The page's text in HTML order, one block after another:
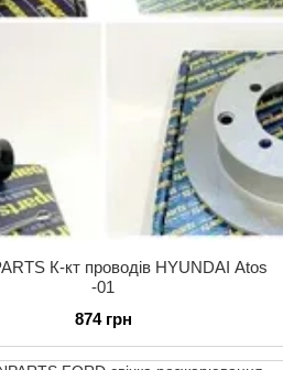
К-кт проводів HYUNDAI Atos
-01
874 грн